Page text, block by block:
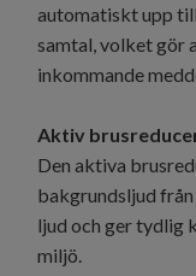
automatiskt upp
samtal, volket gör
inkommande
Aktiv
Den aktiva
bakgrundsljud
ljud och ger tydlig
miljö.